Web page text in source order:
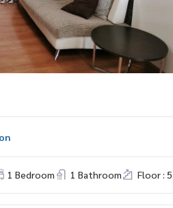
1 Bedroom 1 Bathroom Floor : 5